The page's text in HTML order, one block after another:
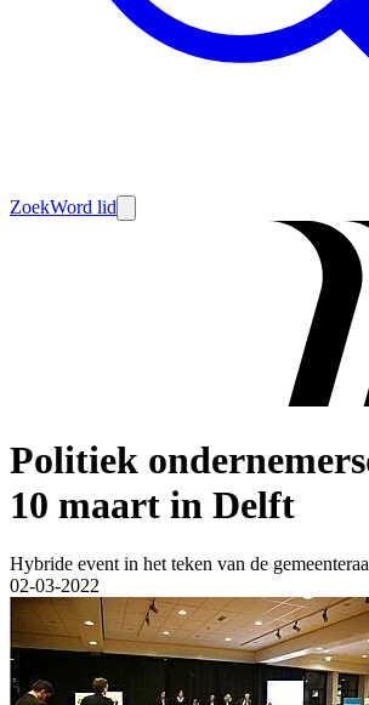
ZoekWord lid
Politiek
10 maart in Delft
Hybride event in het teken van de
02-03-2022